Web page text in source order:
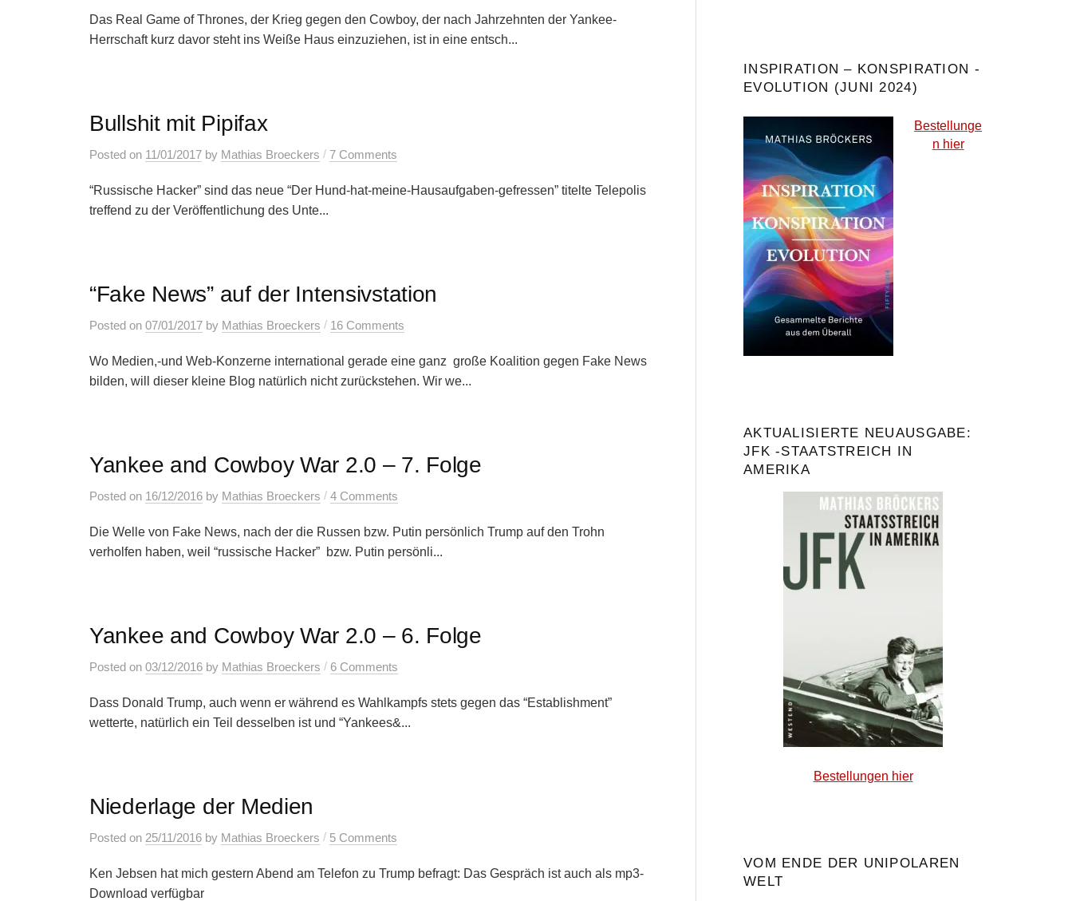
Das Real Game of Thrones, der Krieg gegen den Cowboy, der nach Jahrzehnten der Yankee-
Herrschaft kurz davor steht ins Weiße Haus einzuziehen, ist in eine entsch...
Bullshit mit Pipifax
Posted on 11/01/2017 by Mathias Broeckers / 7 Comments
“Russische Hacker” sind das neue “Der Hund-hat-meine-Hausaufgaben-gefressen” titelte Telepolis
treffend zu der Veröffentlichung des Unte...
“Fake News” auf der Intensivstation
Posted on 07/01/2017 by Mathias Broeckers / 16 Comments
Wo Medien,-und Web-Konzerne international gerade eine ganz große Koalition gegen Fake News
bilden, will dieser kleine Blog natürlich nicht zurückstehen. Wir we...
Yankee and Cowboy War 2.0 – 7. Folge
Posted on 16/12/2016 by Mathias Broeckers / 4 Comments
Die Welle von Fake News, nach der die Russen bzw. Putin persönlich Trump auf den Trohn
verholfen haben, weil “russische Hacker” bzw. Putin persönli...
Yankee and Cowboy War 2.0 – 6. Folge
Posted on 03/12/2016 by Mathias Broeckers / 6 Comments
Dass Donald Trump, auch wenn er während es Wahlkampfs stets gegen das “Establishment”
wetterte, natürlich ein Teil desselben ist und “Yankees&...
Niederlage der Medien
Posted on 25/11/2016 by Mathias Broeckers / 5 Comments
Ken Jebsen hat mich gestern Abend am Telefon zu Trump befragt: Das Gespräch ist auch als mp3-
Download verfügbar
INSPIRATION – KONSPIRATION -
EVOLUTION (JUNI 2024)
Bestellunge
n hier
AKTUALISIERTE NEUAUSGABE:
JFK -STAATSTREICH IN
AMERIKA
Bestellungen hier
VOM ENDE DER UNIPOLAREN
WELT